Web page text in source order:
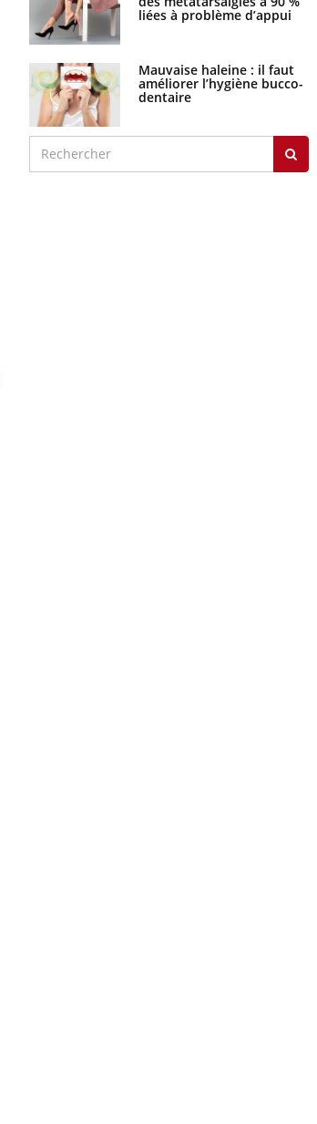
liées à problème d’appui
Mauvaise haleine : il faut
améliorer l’hygiène bucco-
dentaire